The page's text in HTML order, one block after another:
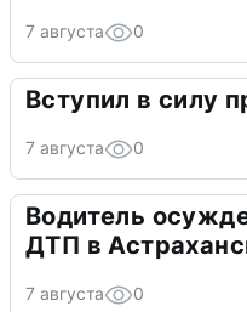
7 августа 0
Вступил в силу
7 августа 0
Водитель
ДТП в
7 августа 0